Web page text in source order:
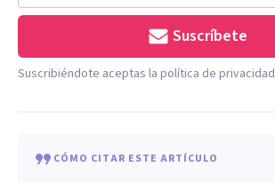
Suscríbete
Suscribiéndote aceptas la política de privacidad
CÓMO CITAR ESTE ARTÍCULO